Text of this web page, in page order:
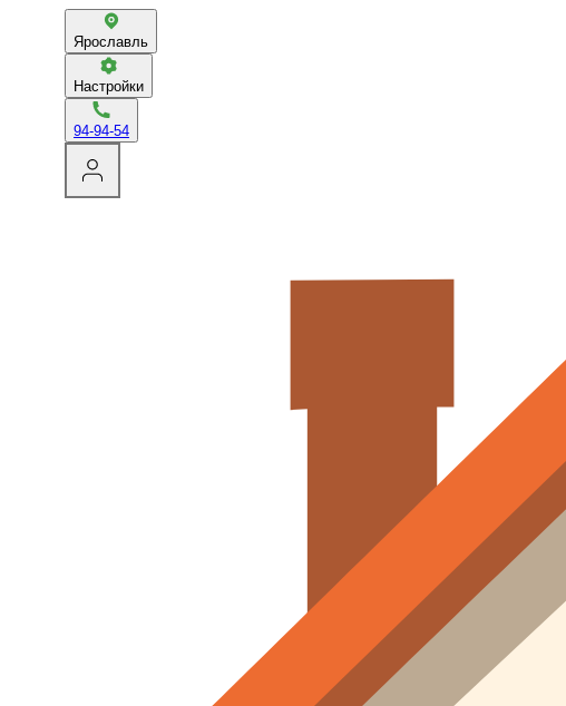
Ярославль
Настройки
94-94-54